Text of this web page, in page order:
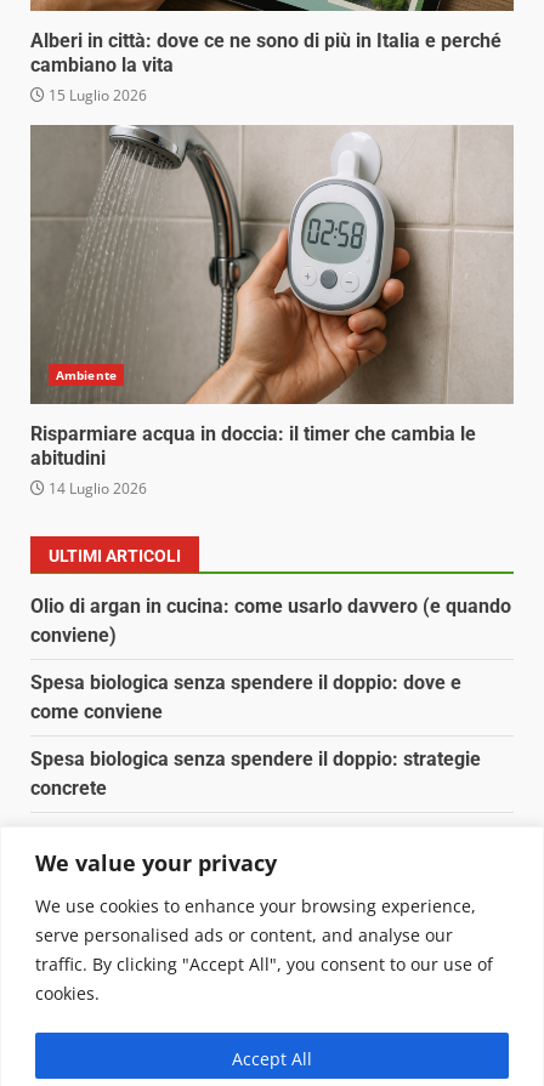
We value your privacy
We use cookies to enhance your browsing experience,
serve personalised ads or content, and analyse our
traffic. By clicking "Accept All", you consent to our use of
cookies.
Accept All
Alberi in città: dove ce ne sono di più in Italia e perché
cambiano la vita
15 Luglio 2026
Ambiente
Risparmiare acqua in doccia: il timer che cambia le
abitudini
14 Luglio 2026
ULTIMI ARTICOLI
Olio di argan in cucina: come usarlo davvero (e quando
conviene)
Spesa biologica senza spendere il doppio: dove e
come conviene
Spesa biologica senza spendere il doppio: strategie
concrete
Pulizia naturale della casa: 3 ingredienti che
sostituiscono 10 prodotti chimici
Copyright © 2025 Biopianeta.it proprietà di Jws Media
Questo blog non è una testata giornalistica, in quanto
viene aggiornato senza alcuna periodicità. Non può